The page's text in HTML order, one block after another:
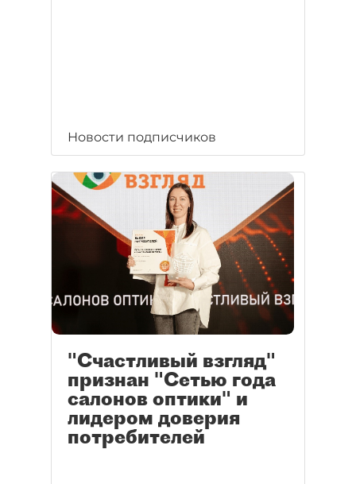
Новости подписчиков
"Счастливый взгляд"
признан "Сетью года
салонов оптики" и
лидером доверия
потребителей